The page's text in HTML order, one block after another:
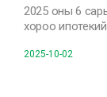
2025 оны 6
хороо
2025-10-02